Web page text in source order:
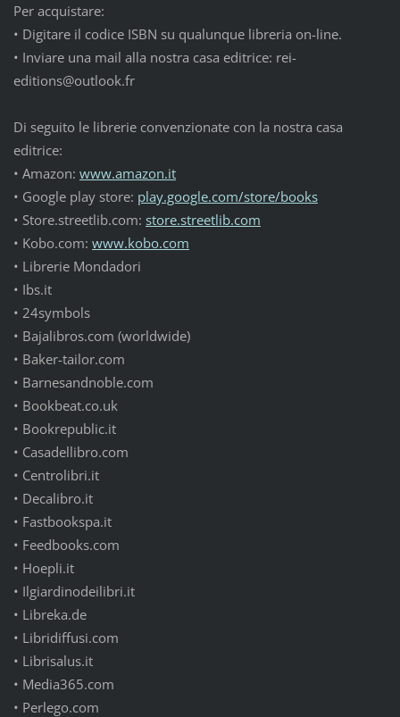
Per acquistare:
• Digitare il codice ISBN su qualunque libreria on-line.
• Inviare una mail alla nostra casa editrice: rei-
editions@outlook.fr
Di seguito le librerie convenzionate con la nostra casa
editrice:
• Amazon: www.amazon.it
• Google play store: play.google.com/store/books
• Store.streetlib.com: store.streetlib.com
• Kobo.com: www.kobo.com
• Librerie Mondadori
• Ibs.it
• 24symbols
• Bajalibros.com (worldwide)
• Baker-tailor.com
• Barnesandnoble.com
• Bookbeat.co.uk
• Bookrepublic.it
• Casadellibro.com
• Centrolibri.it
• Decalibro.it
• Fastbookspa.it
• Feedbooks.com
• Hoepli.it
• Ilgiardinodeilibri.it
• Libreka.de
• Libridiffusi.com
• Librisalus.it
• Media365.com
• Perlego.com